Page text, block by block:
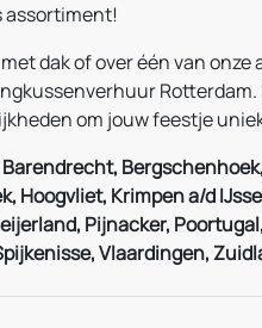
assortiment!
dak of over één van
Rotterdam.
om jouw feestje
Hoogvliet, Krimpen a/d
Pijnacker,
Vlaardingen,